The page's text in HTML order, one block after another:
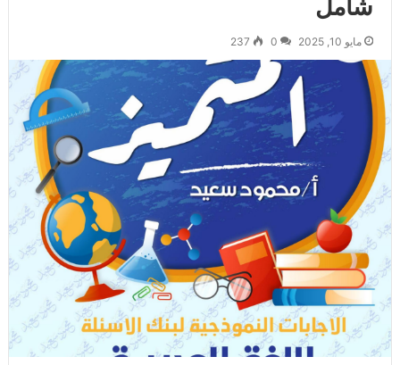
شامل
مايو 10, 2025 0
237